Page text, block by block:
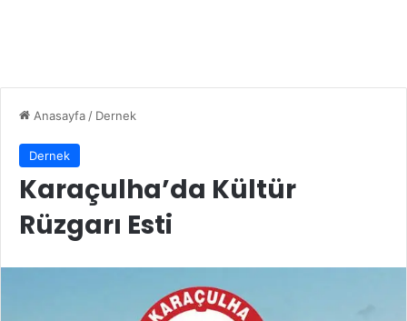
Anasayfa/ Dernek
Dernek
Karaçulha’da Kültür
Rüzgarı Esti